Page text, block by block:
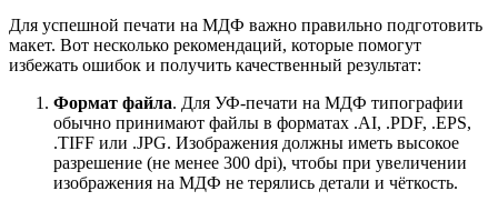
Для успешной печати на МДФ важно правильно подготовить
макет. Вот несколько рекомендаций, которые помогут
избежать ошибок и получить качественный результат:
Формат файла. Для УФ-печати на МДФ типографии
обычно принимают файлы в форматах .AI, .PDF, .EPS,
.TIFF или .JPG. Изображения должны иметь высокое
разрешение (не менее 300 dpi), чтобы при увеличении
изображения на МДФ не терялись детали и чёткость.